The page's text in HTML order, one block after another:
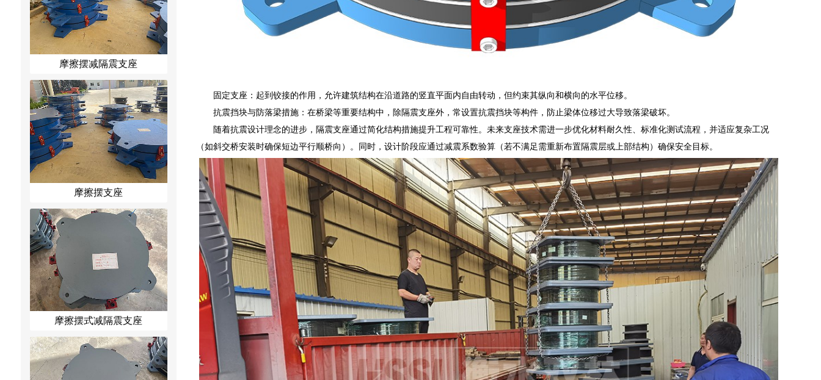
摩擦摆减隔震支座
摩擦摆支座
摩擦摆式减隔震支座
固定支座：起到铰接的作用，允许建筑结构在沿道路的竖直平面内自由转动，但约束其纵向和横向的水平位移。
抗震挡块与防落梁措施：在桥梁等重要结构中，除隔震支座外，常设置抗震挡块等构件，防止梁体位移过大导致落梁破坏。
随着抗震设计理念的进步，隔震支座通过简化结构措施提升工程可靠性。未来支座技术需进一步优化材料耐久性、标准化测试流程，并适应复杂工况
（如斜交桥安装时确保短边平行顺桥向）。同时，设计阶段应通过减震系数验算（若不满足需重新布置隔震层或上部结构）确保安全目标。